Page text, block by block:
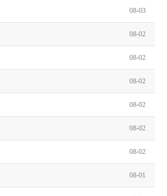
08-03
08-02
08-02
08-02
08-02
08-02
08-02
08-01